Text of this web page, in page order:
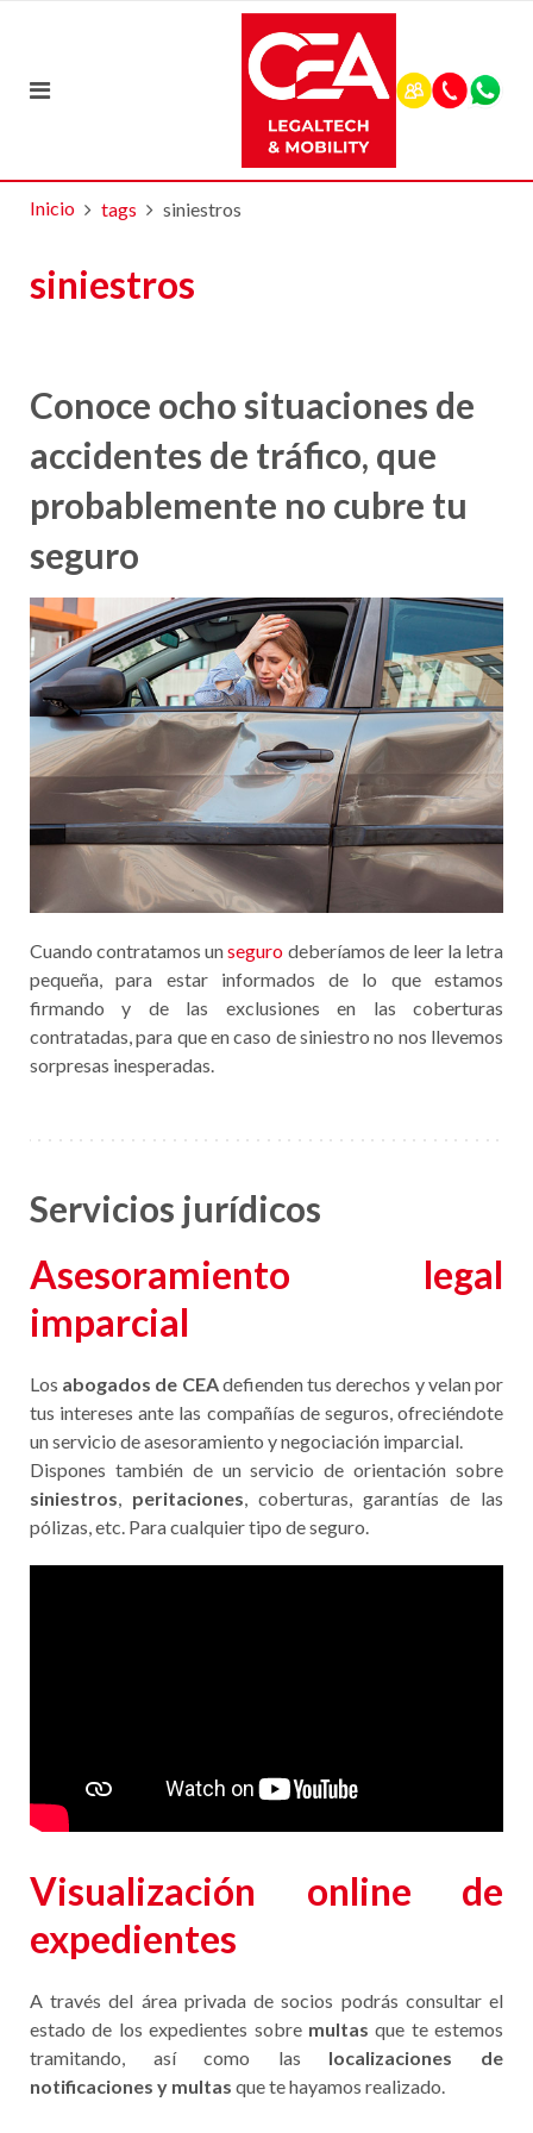
Inicio tags siniestros
siniestros
Conoce ocho situaciones de
accidentes de tráfico, que
probablemente no cubre tu
seguro
Cuando contratamos unseguro deberíamos de leer la letra
pequeña, para estar informados de lo que estamos
firmando y de las exclusiones en las coberturas
contratadas, para que en caso de siniestro no nos llevemos
sorpresas inesperadas.
Servicios jurídicos
Asesoramiento legal
imparcial
Los abogados de CEAdefienden tus derechos y velan por
tus intereses ante las compañías de seguros, ofreciéndote
un servicio de asesoramiento y negociación imparcial.
Dispones también de un servicio de orientación sobre
siniestros, peritaciones, coberturas, garantías de las
pólizas, etc. Para cualquier tipo de seguro.
Visualización online de
expedientes
A través del área privada de socios podrás consultar el
estado de los expedientes sobre multas que te estemos
tramitando, así como las localizaciones de
notificaciones y multas que te hayamos realizado.